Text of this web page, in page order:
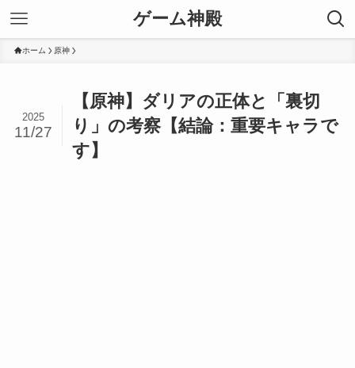
ゲーム神殿
ホーム 原神
【原神】ダリアの正体と「裏切
り」の考察【結論：重要キャラで
す】
2025
11/27